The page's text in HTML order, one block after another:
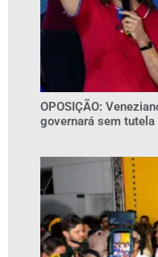
OPOSIÇÃO:
governará sem